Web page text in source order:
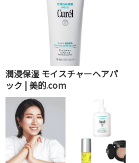
潤浸保湿 モイスチャーヘアパ
ック | 美的.com